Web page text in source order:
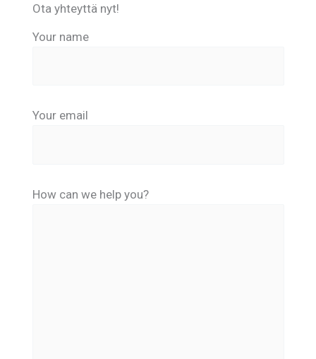
Ota yhteyttä nyt!
Your name
Your email
How can we help you?